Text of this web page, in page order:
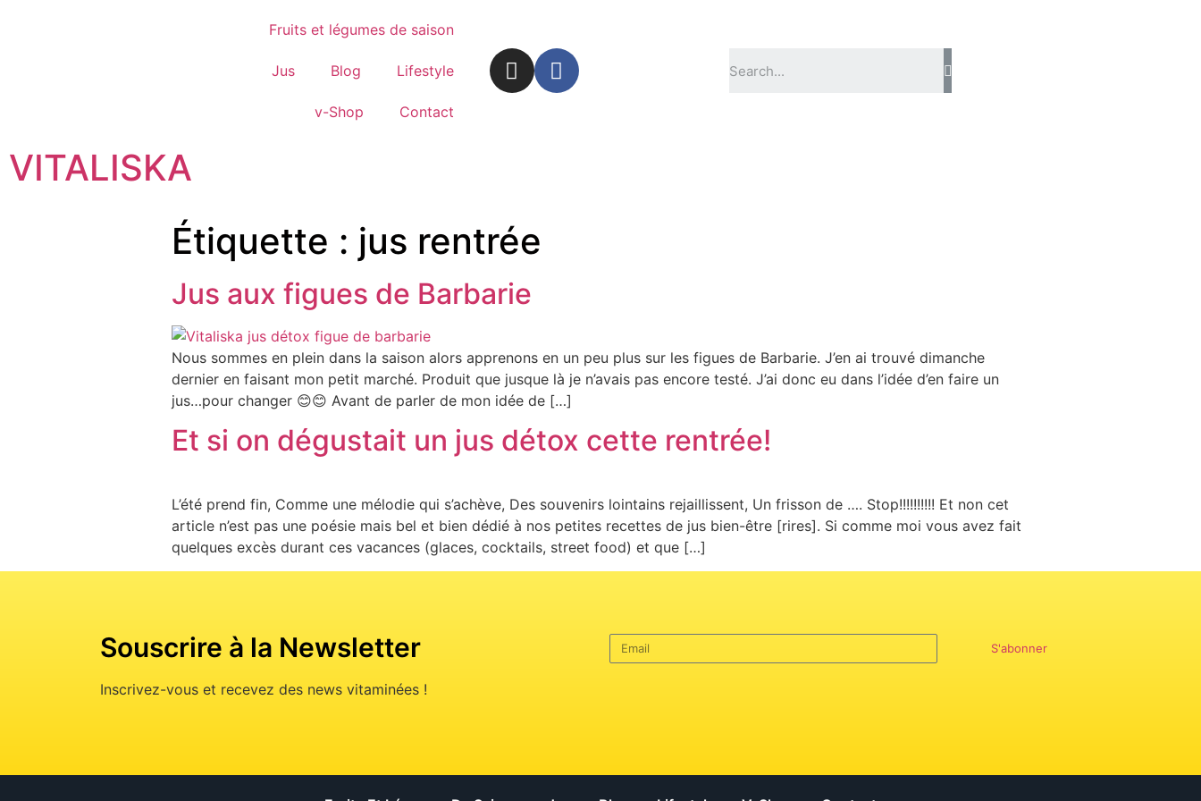
Fruits et légumes de saison
Jus Blog Lifestyle
v-Shop Contact
VITALISKA
Étiquette : jus rentrée
Jus aux figues de Barbarie
Nous sommes en plein dans la saison alors apprenons en un peu plus sur les figues de Barbarie. J’en ai trouvé dimanche
dernier en faisant mon petit marché. Produit que jusque là je n’avais pas encore testé. J’ai donc eu dans l’idée d’en faire un
jus…pour changer 😊😊 Avant de parler de mon idée de […]
Et si on dégustait un jus détox cette rentrée!
L’été prend fin, Comme une mélodie qui s’achève, Des souvenirs lointains rejaillissent, Un frisson de …. Stop!!!!!!!!!! Et non cet
article n’est pas une poésie mais bel et bien dédié à nos petites recettes de jus bien-être [rires]. Si comme moi vous avez fait
quelques excès durant ces vacances (glaces, cocktails, street food) et que […]
Souscrire à la Newsletter
Inscrivez-vous et recevez des news vitaminées !
S'abonner